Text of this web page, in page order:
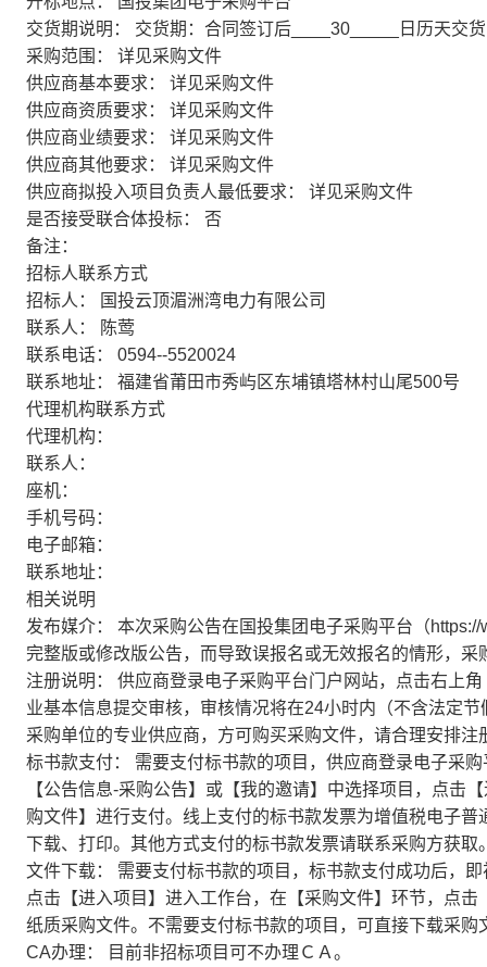
交货期说明： 交货期：合同签订后____30_____日历天交
采购范围：
详见采购文件
供应商基本要求：
详见采购文件
供应商资质要求：
详见采购文件
供应商业绩要求：
详见采购文件
供应商其他要求：
详见采购文件
供应商拟投入项目负责人最低要求：
详见采购文件
是否接受联合体投标：
否
备注：
招标人联系方式
招标人：
国投云顶湄洲湾电力有限公司
联系人：
陈莺
联系电话：
0594--5520024
联系地址：
福建省莆田市秀屿区东埔镇塔林村山尾500号
代理机构联系方式
代理机构：
联系人：
座机：
手机号码：
电子邮箱：
联系地址：
相关说明
发布媒介：
本次采购公告在国投集团电子采购平台（
完整版或修改版公告，而导致误报名或无效报名的情形，
注册说明：
供应商登录电子采购平台门户网站，点击右上
业基本信息提交审核，审核情况将在24小时内（不含法定
采购单位的专业供应商，方可购买采购文件，请合理安排注
标书款支付：
需要支付标书款的项目，供应商登录电子采
【公告信息-采购公告】或【我的邀请】中选择项目，点击
购文件】进行支付。线上支付的标书款发票为增值税电子
下载、打印。其他方式支付的标书款发票请联系采购方获取
文件下载：
需要支付标书款的项目，标书款支付成功后，
点击【进入项目】进入工作台，在【采购文件】环节，点
纸质采购文件。不需要支付标书款的项目，可直接下载采购
CA办理：
目前非招标项目可不办理ＣＡ。